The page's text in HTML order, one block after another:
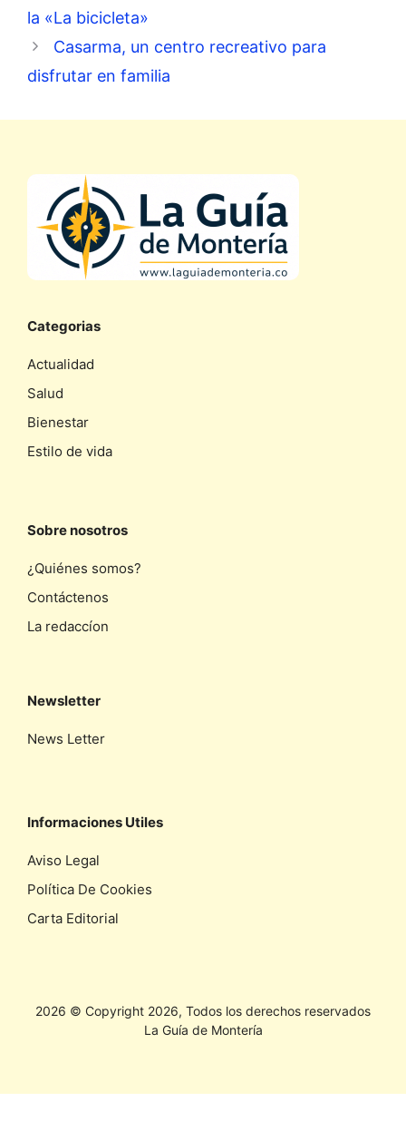
la «La bicicleta»
Casarma, un centro recreativo para
disfrutar en familia
Categorias
Actualidad
Salud
Bienestar
Estilo de vida
Sobre nosotros
¿Quiénes somos?
Contáctenos
La redaccíon
Newsletter
News Letter
Informaciones Utiles
Aviso Legal
Política De Cookies
Carta Editorial
2026 © Copyright 2026, Todos los derechos reservados
La Guía de Montería